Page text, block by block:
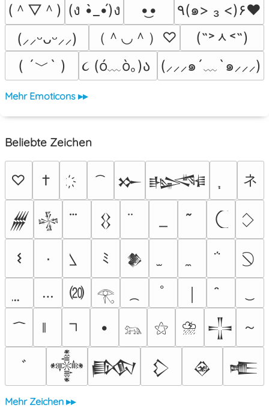
(＾▽＾) (ง •̀_•́)ง •͜•
٩(๑> ₃ <)۶♥
(⸝⸝ᵕᴗᵕ⸝⸝)
（＾◡＾）♡
(˶˃ᆺ˂˶)
( ´﹀` )
૮ (ó﹏ò｡)ა (⸝⸝⸝๑´﹏`๑⸝⸝⸝)
Mehr Emoticons ▸▸
Beliebte Zeichen
♡ † 𒁍 𒈙 ネ
𒁂 𒈔 𒌐
𐌔 ٠ ﾐ
𒆎
…
⒇ 𓂀 ﾟ
•
𓃬 ⚝ ⛈ 𒋲 ～
ﾞ 𒀱 𒁃 𒁷 𒊲 𒍫
Mehr Zeichen ▸▸